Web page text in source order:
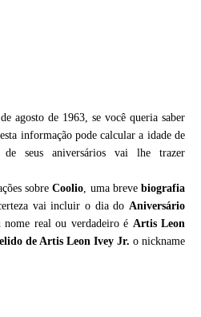
agosto de 1963, se você queria saber
informação pode calcular a idade de
seus aniversários vai lhe trazer
sobreCoolio, uma breve biografia
vai incluir o dia doAniversário
nome real ou verdadeiro é Artis Leon
de Artis Leon Ivey Jr. o nickname